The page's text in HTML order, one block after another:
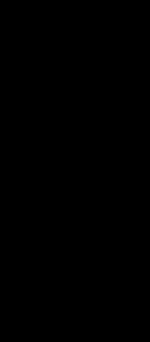
Top One-Step Prop Firm
giữ vị trí dẫn đầu tuyệt đối
prop firm năm 2026, không phải
họ kết nối công nghệ, vốn và tâm
Khác với các prop firm truyền
trình đánh giá, AI Prop tái định
trader. Bài kiểm tra one-step